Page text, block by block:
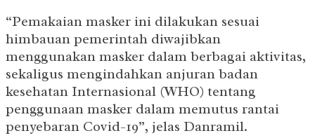
“Pemakaian masker ini dilakukan sesuai
himbauan pemerintah diwajibkan
menggunakan masker dalam berbagai aktivitas,
sekaligus mengindahkan anjuran badan
kesehatan Internasional (WHO) tentang
penggunaan masker dalam memutus rantai
penyebaran Covid-19”, jelas Danramil.